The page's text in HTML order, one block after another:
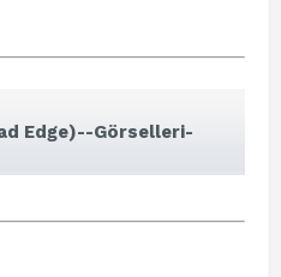
Edge)--Görselleri-